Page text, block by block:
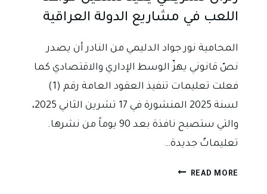
اللعب في مشاريع الدولة العراقية
المحامية نور جواد الدليمي من النادر أن يصدر
نصّ قانوني يهزّ الوسط الإداري والاقتصادي كما
فعلت تعليمات تنفيذ العقود العامة رقم (1)
لسنة 2025 المنشورة في 17 تشرين الثاني 2025،
والتي ستصبح نافذة بعد 90 يوماً من نشرها.
تعليماتٌ جديدة…
READ MORE تعليمات